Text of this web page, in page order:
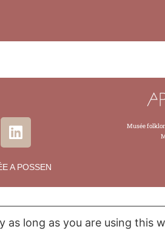
A POSSEN
Musée
as long as you are using this